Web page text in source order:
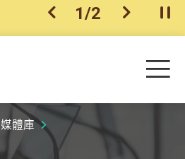
上一個
1/2 下一個開
目
體庫